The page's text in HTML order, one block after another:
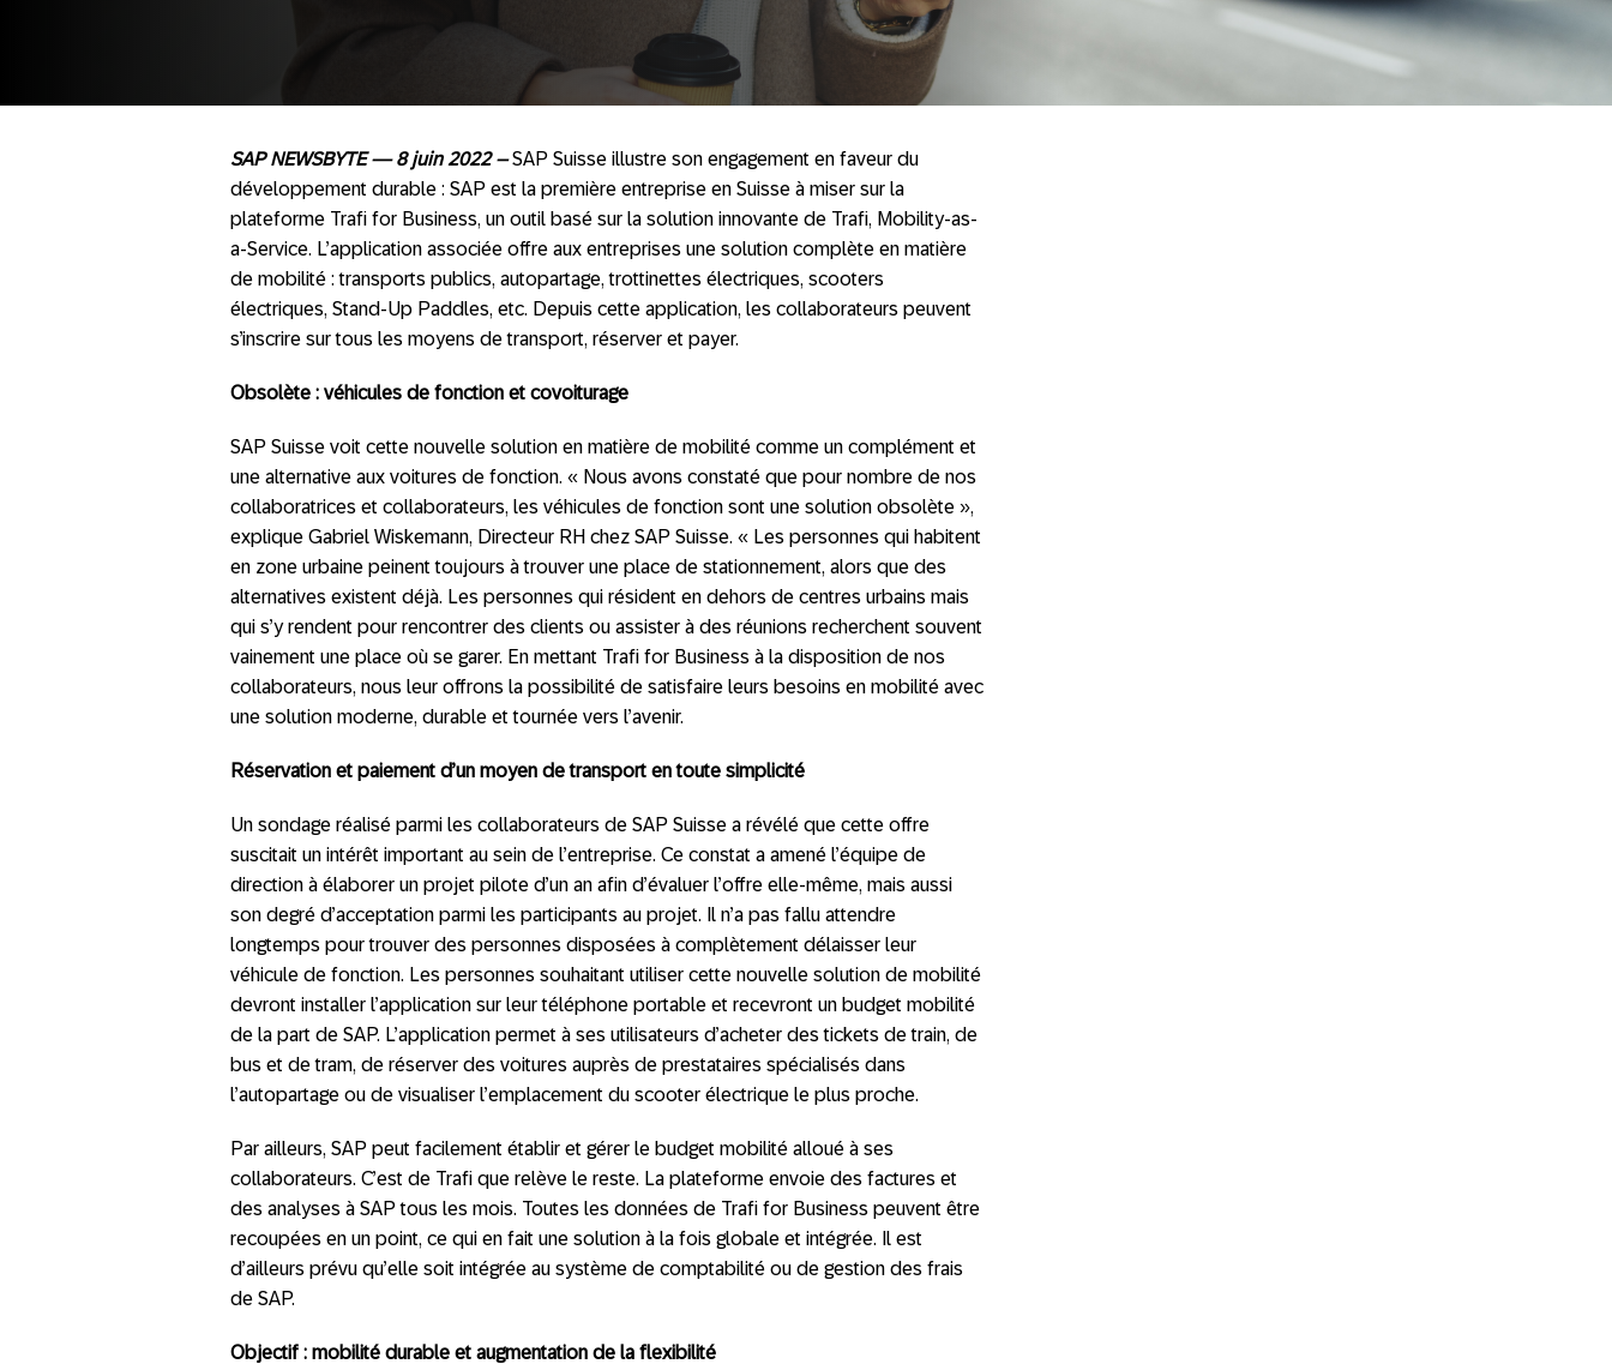
SAP NEWSBYTE — 8 juin 2022 –SAP Suisse illustre son engagement en faveur du
développement durable : SAP est la première entreprise en Suisse à miser sur la
plateforme Trafi for Business, un outil basé sur la solution innovante de Trafi, Mobility-as-
a-Service. L’application associée offre aux entreprises une solution complète en matière
de mobilité : transports publics, autopartage, trottinettes électriques, scooters
électriques, Stand-Up Paddles, etc. Depuis cette application, les collaborateurs peuvent
s’inscrire sur tous les moyens de transport, réserver et payer.
Obsolète : véhicules de fonction et covoiturage
SAP Suisse voit cette nouvelle solution en matière de mobilité comme un complément et
une alternative aux voitures de fonction. « Nous avons constaté que pour nombre de nos
collaboratrices et collaborateurs, les véhicules de fonction sont une solution obsolète »,
explique Gabriel Wiskemann, Directeur RH chez SAP Suisse. « Les personnes qui habitent
en zone urbaine peinent toujours à trouver une place de stationnement, alors que des
alternatives existent déjà. Les personnes qui résident en dehors de centres urbains mais
qui s’y rendent pour rencontrer des clients ou assister à des réunions recherchent souvent
vainement une place où se garer. En mettant Trafi for Business à la disposition de nos
collaborateurs, nous leur offrons la possibilité de satisfaire leurs besoins en mobilité avec
une solution moderne, durable et tournée vers l’avenir.
Réservation et paiement d’un moyen de transport en toute simplicité
Un sondage réalisé parmi les collaborateurs de SAP Suisse a révélé que cette offre
suscitait un intérêt important au sein de l’entreprise. Ce constat a amené l’équipe de
direction à élaborer un projet pilote d’un an afin d’évaluer l’offre elle-même, mais aussi
son degré d’acceptation parmi les participants au projet. Il n’a pas fallu attendre
longtemps pour trouver des personnes disposées à complètement délaisser leur
véhicule de fonction. Les personnes souhaitant utiliser cette nouvelle solution de mobilité
devront installer l’application sur leur téléphone portable et recevront un budget mobilité
de la part de SAP. L’application permet à ses utilisateurs d’acheter des tickets de train, de
bus et de tram, de réserver des voitures auprès de prestataires spécialisés dans
l’autopartage ou de visualiser l’emplacement du scooter électrique le plus proche.
Par ailleurs, SAP peut facilement établir et gérer le budget mobilité alloué à ses
collaborateurs. C’est de Trafi que relève le reste. La plateforme envoie des factures et
des analyses à SAP tous les mois. Toutes les données de Trafi for Business peuvent être
recoupées en un point, ce qui en fait une solution à la fois globale et intégrée. Il est
d’ailleurs prévu qu’elle soit intégrée au système de comptabilité ou de gestion des frais
de SAP.
Objectif : mobilité durable et augmentation de la flexibilité